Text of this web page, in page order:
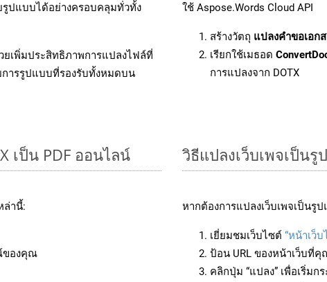
รูปแบบได้อย่างครอบคลุมทั่วทั้ง
ยเพิ่มประสิทธิภาพการแปลงไฟล์ที่
ารรูปแบบที่รองรับทั้งหมดบน
ใช้ Aspose.Words Cloud API
สร้างวัตถุ แปลงคำขอเอก
เรียกใช้เมธอด
การแปลงจาก DOTX
เป็น PDF ออนไลน์
ล่านี้:
ของคุณ
วิธีแปลงเว็บเพจเป็นรู
หากต้องการแปลงเว็บเพจเป็นรู
เยี่ยมชมเว็บไซต์ “หน้าเว็บ
ป้อน URL ของหน้าเว็บที่
คลิกปุ่ม “แปลง” เพื่อเริ่มก